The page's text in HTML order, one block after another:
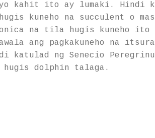
kahit ito ay lumaki. Hindi
kuneho na succulent o
na tila hugis kuneho
ang pagkakuneho na
katulad ng Senecio
dolphin talaga.